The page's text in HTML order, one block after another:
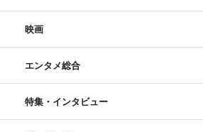
映画
エンタメ総合
特集・インタビュー